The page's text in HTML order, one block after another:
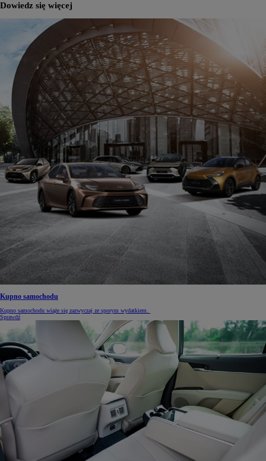
Dowiedz się więcej
Kupno samochodu
Kupno samochodu wiąże się zazwyczaj ze sporym wydatkiem.
Sprawdź